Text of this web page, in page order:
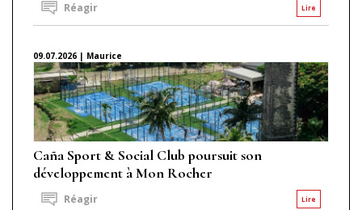
Lire
Réagir
09.07.2026 | Maurice
Caña Sport & Social Club poursuit son
développement à Mon Rocher
Lire
Réagir